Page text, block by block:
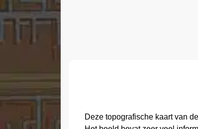
Deze topografische kaart van